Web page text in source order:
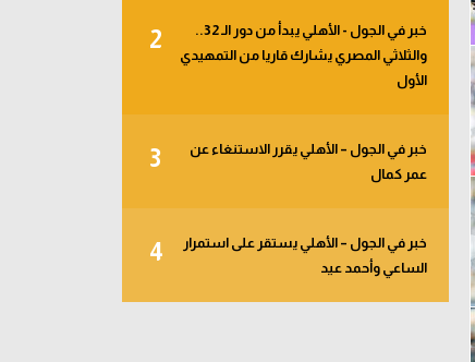
2
خبر في الجول - الأهلي يبدأ من دور الـ 32..
والثلاثي المصري يشارك قاريا من التمهيدي
الأول
3
خبر في الجول – الأهلي يقرر الاستنغاء عن
عمر كمال
4
خبر في الجول – الأهلي يستقر على استمرار
الساعي وأحمد عيد